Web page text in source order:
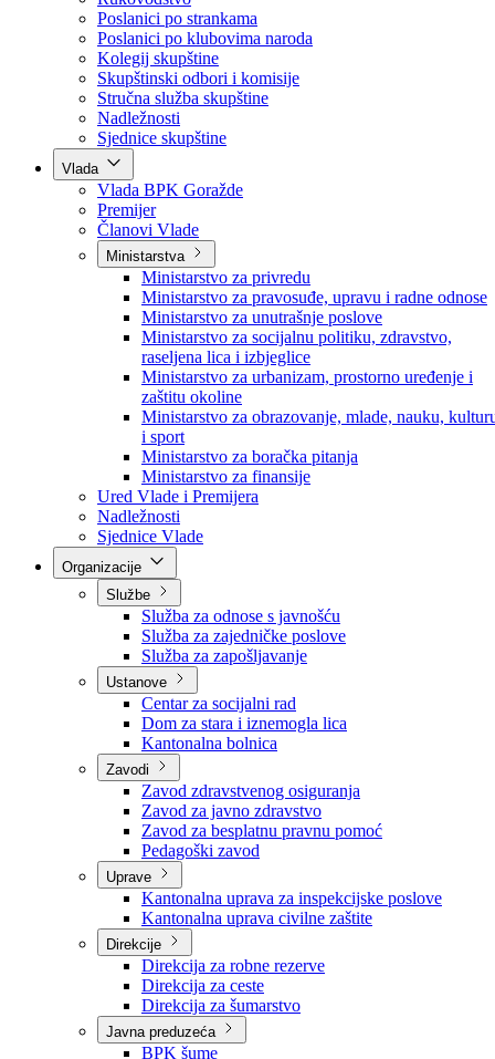
Skupština
Skupština BPK Goražde
Rukovodstvo
Poslanici po strankama
Poslanici po klubovima naroda
Kolegij skupštine
Skupštinski odbori i komisije
Stručna služba skupštine
Nadležnosti
Sjednice skupštine
Vlada
Vlada BPK Goražde
Premijer
Članovi Vlade
Ministarstva
Ministarstvo za privredu
Ministarstvo za pravosuđe, upravu i radne odnose
Ministarstvo za unutrašnje poslove
Ministarstvo za socijalnu politiku, zdravstvo,
raseljena lica i izbjeglice
Ministarstvo za urbanizam, prostorno uređenje i
zaštitu okoline
Ministarstvo za obrazovanje, mlade, nauku,
i sport
Ministarstvo za boračka pitanja
Ministarstvo za finansije
Ured Vlade i Premijera
Nadležnosti
Sjednice Vlade
Službe
Služba za odnose s javnošću
Služba za zajedničke poslove
Služba za zapošljavanje
Ustanove
Centar za socijalni rad
Dom za stara i iznemogla lica
Kantonalna bolnica
Zavodi
Zavod zdravstvenog osiguranja
Zavod za javno zdravstvo
Zavod za besplatnu pravnu pomoć
Pedagoški zavod
Uprave
Kantonalna uprava za inspekcijske poslove
Kantonalna uprava civilne zaštite
Direkcije
Direkcija za robne rezerve
Direkcija za ceste